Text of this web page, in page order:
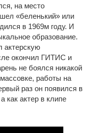
на место
«беленький» или
в 1969м году. И
образование.
актерскую
окончил ГИТИС и
не боялся никакой
работы на
раз он появился в
как актер в клипе